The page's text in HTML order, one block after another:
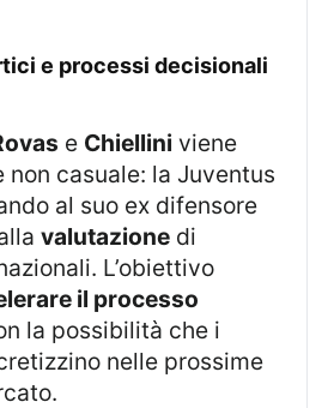
e Chiellini viene
casuale: la Juventus
al suo ex difensore
valutazione di
L’obiettivo
il processo
la possibilità che i
nelle prossime